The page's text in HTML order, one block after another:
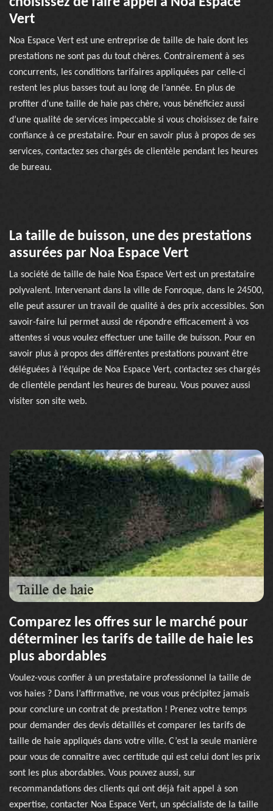
Vert
Noa Espace Vert est une entreprise de taille de haie dont les
prestations ne sont pas du tout chères. Contrairement à ses
concurrents, les conditions tarifaires appliquées par celle-ci
restent les plus basses tout au long de l’année. En plus de
profiter d’une taille de haie pas chère, vous bénéficiez aussi
d’une qualité de services impeccable si vous choisissez de faire
confiance à ce prestataire. Pour en savoir plus à propos de ses
services, contactez ses chargés de clientèle pendant les heures
de bureau.
La taille de buisson, une des prestations
assurées par Noa Espace Vert
La société de taille de haie Noa Espace Vert est un prestataire
polyvalent. Intervenant dans la ville de Fonroque, dans le 24500,
elle peut assurer un travail de qualité à des prix accessibles. Son
savoir-faire lui permet aussi de répondre efficacement à vos
attentes si vous voulez effectuer une taille de buisson. Pour en
savoir plus à propos des différentes prestations pouvant être
déléguées à l’équipe de Noa Espace Vert, contactez ses chargés
de clientèle pendant les heures de bureau. Vous pouvez aussi
visiter son site web.
Comparez les offres sur le marché pour
déterminer les tarifs de taille de haie les
plus abordables
Voulez-vous confier à un prestataire professionnel la taille de
vos haies ? Dans l’affirmative, ne vous vous précipitez jamais
pour conclure un contrat de prestation ! Prenez votre temps
pour demander des devis détaillés et comparer les tarifs de
taille de haie appliqués dans votre ville. C’est la seule manière
pour vous de connaître avec certitude qui est celui dont les prix
sont les plus abordables. Vous pouvez aussi, sur
recommandations des clients qui ont déjà fait appel à son
expertise, contacter Noa Espace Vert, un spécialiste de la taille